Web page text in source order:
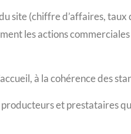
site (chiffre d’affaires,
les actions
à la cohérence des
et prestataires